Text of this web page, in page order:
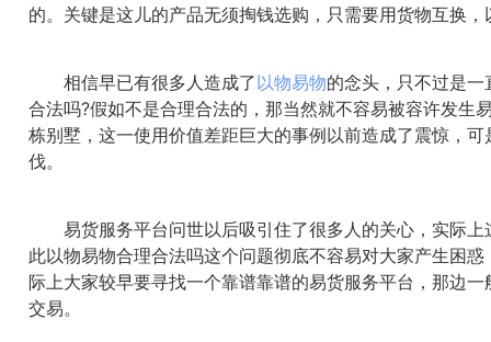
的。关键是这儿的产品无须掏钱选购，只需要用货物互换，
相信早已有很多人造成了以物易物的念头，只不过是
合法吗?假如不是合理合法的，那当然就不容易被容许发生
栋别墅，这一使用价值差距巨大的事例以前造成了震惊，
伐。
易货服务平台问世以后吸引住了很多人的关心，实际上
此以物易物合理合法吗这个问题彻底不容易对大家产生困
际上大家较早要寻找一个靠谱靠谱的易货服务平台，那边
交易。